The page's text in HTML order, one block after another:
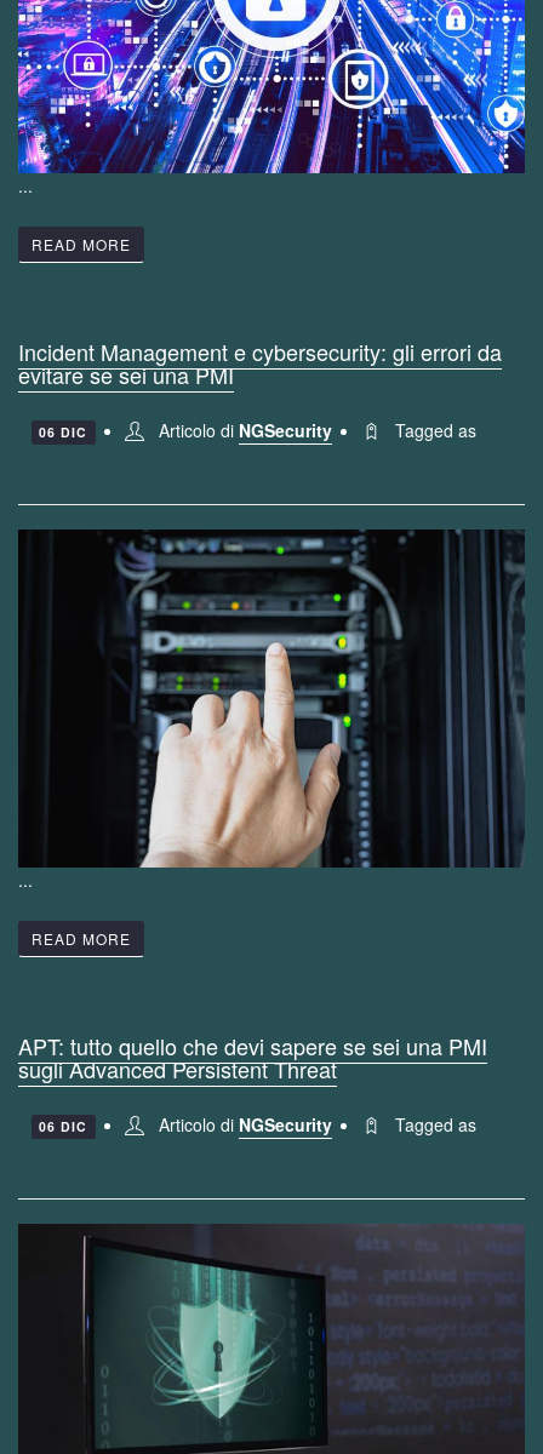
...
READ MORE
Incident Management e cybersecurity: gli errori da
evitare se sei una PMI
06 DIC Articolo di NGSecurity Tagged as
...
READ MORE
APT: tutto quello che devi sapere se sei una PMI
sugli Advanced Persistent Threat
06 DIC Articolo di NGSecurity Tagged as